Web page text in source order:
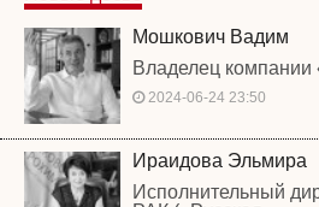
Мошкович Вадим
Владелец компании
2024-06-24 23:50
Ираидова Эльмира
Исполнительный